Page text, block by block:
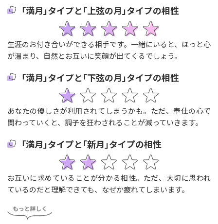
｢満月｣タイプと｢上弦の月｣タイプの相性
生涯のお付き合いができる相手です。一緒にいると、ほっと心
が温まり、自然とお互いに笑顔が出てくるでしょう。
｢満月｣タイプと｢下弦の月｣タイプの相性
あなたの優しさが利用されてしまうかも。ただ、奉仕の心で
関わっていくと、調子を狂わされることが減っていきます。
｢満月｣タイプと｢新月｣タイプの相性
お互いに求めていることが分かる相性。ただ、大切に思われ
ているのだと理解できても、なぜか疲れてしまいます。